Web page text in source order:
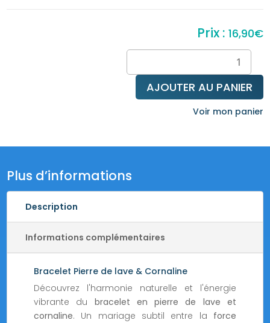
16,90€
quantité
de
Bracelet
diffuseur
Cornaline
AJOUTER AU PANIER
Voir mon panier
Plus d’informations
Description
Informations complémentaires
Bracelet Pierre de lave & Cornaline
Découvrez l'harmonie naturelle et l'énergie
vibrante du bracelet en pierre de lave et
cornaline. Un mariage subtil entre la force